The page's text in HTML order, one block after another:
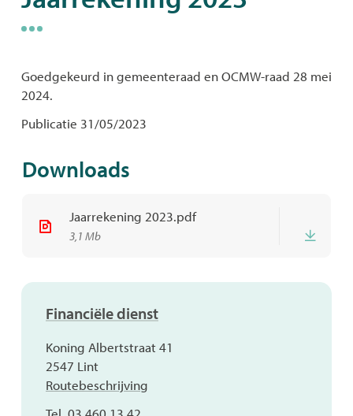
links
Goedgekeurd in gemeenteraad en OCMW-raad 28 mei
2024.
Publicatie 31/05/2023
Downloads
Jaarrekening 2023.pdf
3,1 Mb
Contact
Financiële dienst
Adres
Koning Albertstraat 41
,2547 Lint
Routebeschrijving